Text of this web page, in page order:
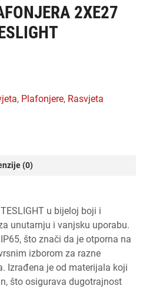
2XE27
, plafonjere,
rasvjeta
(0)
u bijeloj boji i
unutarnju i vanjsku uporabu.
što znači da je otporna na
izborom za razne
Izrađena je od materijala koji
što osigurava dugotrajnost